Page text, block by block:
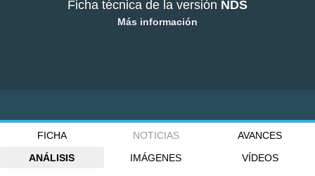
Ficha técnica de la versión NDS
Más información
FICHA NOTICIAS
AVANCES
ANÁLISIS
IMÁGENES VÍDEOS